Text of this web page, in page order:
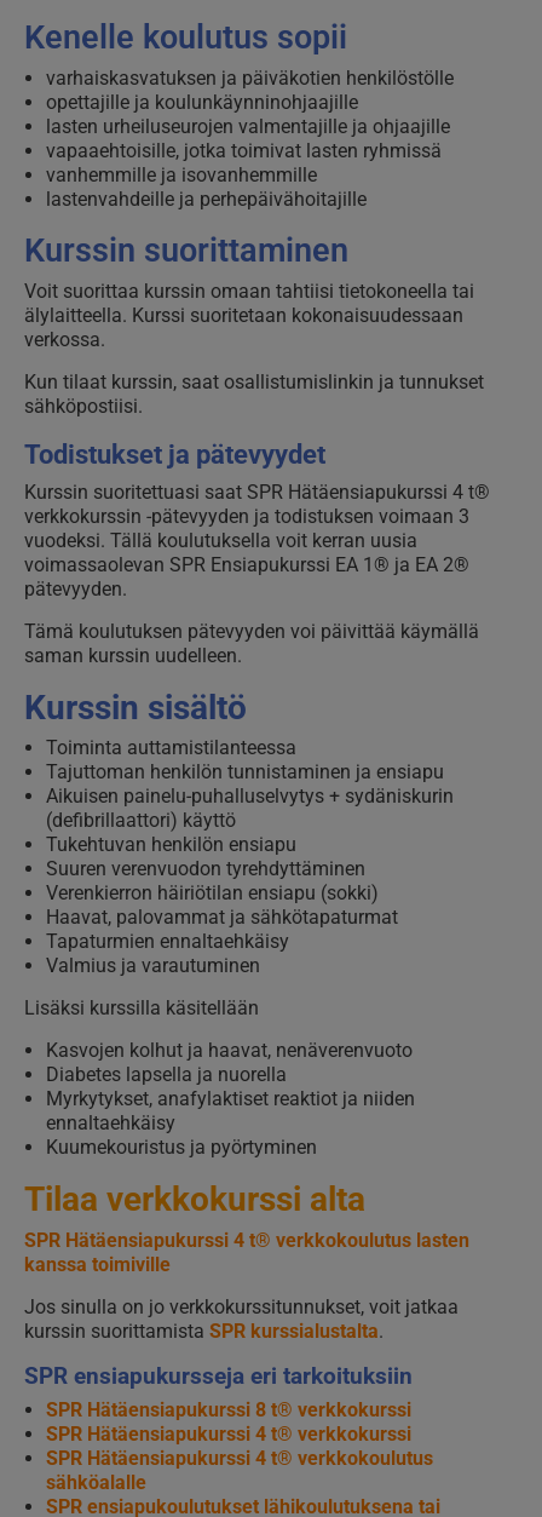
Kenelle koulutus sopii
varhaiskasvatuksen ja päiväkotien henkilöstölle
opettajille ja koulunkäynninohjaajille
lasten urheiluseurojen valmentajille ja ohjaajille
vapaaehtoisille, jotka toimivat lasten ryhmissä
vanhemmille ja isovanhemmille
lastenvahdeille ja perhepäivähoitajille
Kurssin suorittaminen
Voit suorittaa kurssin omaan tahtiisi tietokoneella tai
älylaitteella. Kurssi suoritetaan kokonaisuudessaan
verkossa.
Kun tilaat kurssin, saat osallistumislinkin ja tunnukset
sähköpostiisi.
Todistukset ja pätevyydet
Kurssin suoritettuasi saat SPR Hätäensiapukurssi 4 t®
verkkokurssin -pätevyyden ja todistuksen voimaan 3
vuodeksi. Tällä koulutuksella voit kerran uusia
voimassaolevan SPR Ensiapukurssi EA 1® ja EA 2®
pätevyyden.
Tämä koulutuksen pätevyyden voi päivittää käymällä
saman kurssin uudelleen.
Kurssin sisältö
Toiminta auttamistilanteessa
Tajuttoman henkilön tunnistaminen ja ensiapu
Aikuisen painelu-puhalluselvytys + sydäniskurin
(defibrillaattori) käyttö
Tukehtuvan henkilön ensiapu
Suuren verenvuodon tyrehdyttäminen
Verenkierron häiriötilan ensiapu (sokki)
Haavat, palovammat ja sähkötapaturmat
Tapaturmien ennaltaehkäisy
Valmius ja varautuminen
Lisäksi kurssilla käsitellään
Kasvojen kolhut ja haavat, nenäverenvuoto
Diabetes lapsella ja nuorella
Myrkytykset, anafylaktiset reaktiot ja niiden
ennaltaehkäisy
Kuumekouristus ja pyörtyminen
Tilaa verkkokurssi alta
SPR Hätäensiapukurssi 4 t® verkkokoulutus lasten
kanssa toimiville
Jos sinulla on jo verkkokurssitunnukset, voit jatkaa
kurssin suorittamista SPR kurssialustalta.
SPR ensiapukursseja eri tarkoituksiin
SPR Hätäensiapukurssi 8 t® verkkokurssi
SPR Hätäensiapukurssi 4 t® verkkokurssi
SPR Hätäensiapukurssi 4 t® verkkokoulutus
sähköalalle
SPR ensiapukoulutukset lähikoulutuksena tai